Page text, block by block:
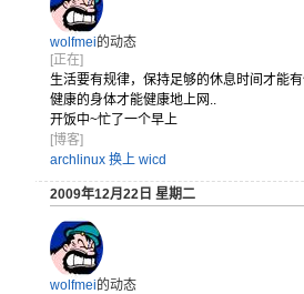
wolfmei的动态
[正在]
生活要有规律，保持足够的休息时间才能
健康的身体才能健康地上网..
开饭中~忙了一个早上
[博客]
archlinux 换上 wicd
2009年12月22日 星期二
wolfmei的动态